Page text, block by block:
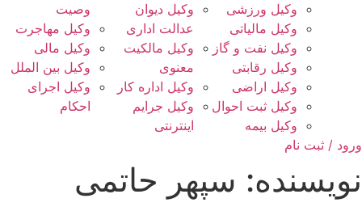
وکیل ورزشی
وکیل مالیاتی
وکیل نفت و گاز
وکیل رقابتی
وکیل اراضی
وکیل ثبت احوال
وکیل بیمه
وکیل دیوان
عدالت اداری
وکیل مالکیت
معنوی
وکیل اداره کار
وکیل جرایم
اینترنتی
وصیت
وکیل مهاجرت
وکیل مالی
وکیل بین الملل
وکیل اجرای
احکام
ورود / ثبت نام
نویسنده: سپهر حاتمی